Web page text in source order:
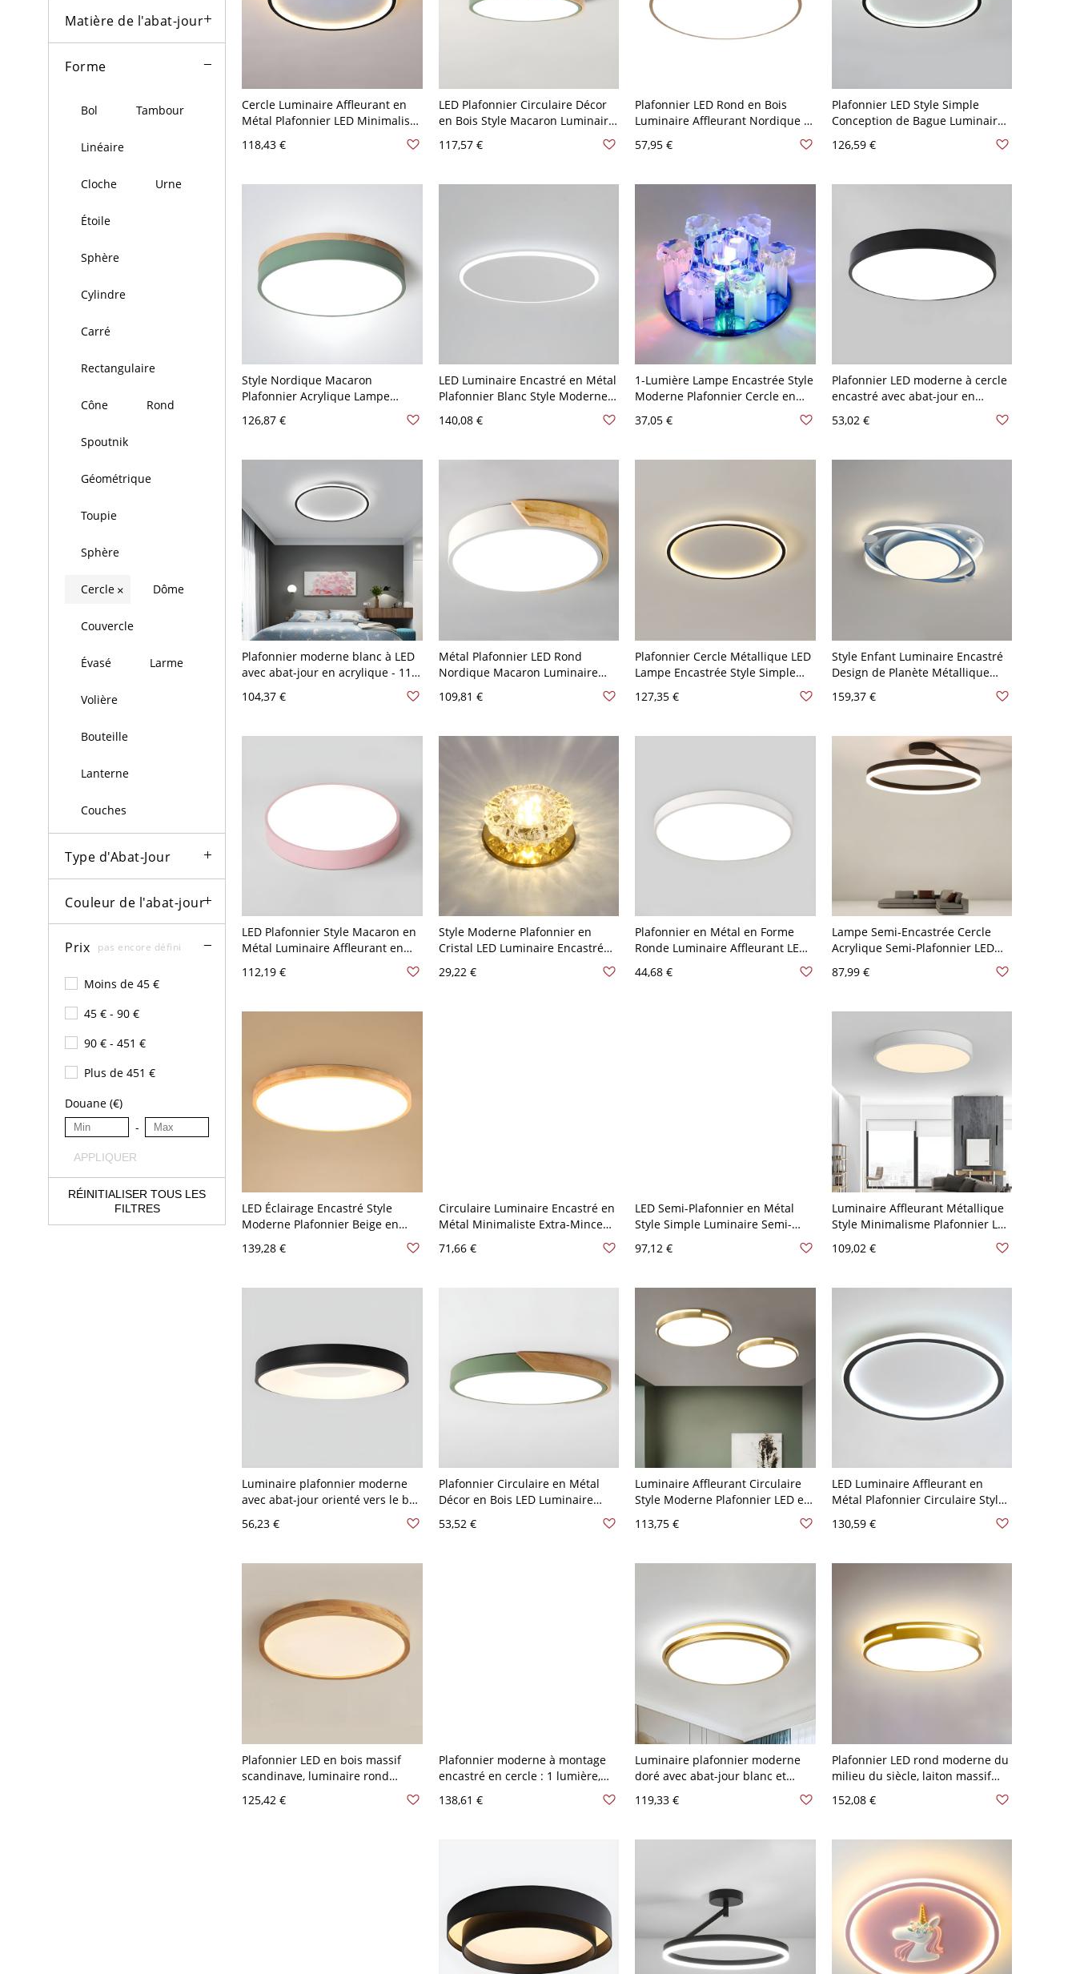
Matière de l'abat-jour
Forme
Bol Tambour
Linéaire
Cloche Urne
Étoile
Sphère
Cylindre
Carré
Rectangulaire
Cône Rond
Spoutnik
Géométrique
Toupie
Sphère
Cercle × Dôme
Couvercle
Évasé Larme
Volière
Bouteille
Lanterne
Couches
Type d'Abat-Jour
Couleur de l'abat-jour
Prix pas encore défini
Moins de 45 €
45 € - 90 €
90 € - 451 €
Plus de 451 €
Douane (€)
-
APPLIQUER
RÉINITIALISER TOUS LES
FILTRES
Cercle Luminaire Affleurant en
Métal Plafonnier LED Minimaliste
30,48 cm Noir
118,43 €
LED Plafonnier Circulaire Décor
en Bois Style Macaron Luminaire
120 V 30,48 cm
117,57 €
Plafonnier LED Rond en Bois
Luminaire Affleurant Nordique à
Abat-Jour en Acrylique - Bois 110
V-120 V 30,48 cm
57,95 €
Plafonnier LED Style Simple
Conception de Bague Luminaire
Affleurant en Métal - Noir 110 V-
120 V 30,48 cm Blanc
126,59 €
Style Nordique Macaron
Plafonnier Acrylique Lampe
Chambre à Coucher - Vert 110 V-
126,87 €
LED Luminaire Encastré en Métal
Plafonnier Blanc Style Moderne
30,48 cm 1 Blanc
140,08 €
1-Lumière Lampe Encastrée Style
Moderne Plafonnier Cercle en
Cristal pour Couloir - Bleu 110 V-
120 V Chaud
37,05 €
Plafonnier LED moderne à cercle
encastré avec abat-jour en
acrylique blanc - 1 lumière - 110
V-120 V Noir 22,86 cm Blanc
53,02 €
Plafonnier moderne blanc à LED
avec abat-jour en acrylique - 110
104,37 €
Métal Plafonnier LED Rond
Nordique Macaron Luminaire
Blanc 110 V-120 V 30,48 cm Blanc
109,81 €
Plafonnier Cercle Métallique LED
Lampe Encastrée Style Simple
pour Chambre - Noir 110 V-120 V
30,48 cm Chaud
127,35 €
Style Enfant Luminaire Encastré
Design de Planète Métallique
Plafonnier LED pour Chambre -
Bleu 110 V-120 V 49,53 cm Blanc
159,37 €
LED Plafonnier Style Macaron en
Métal Luminaire Affleurant en
Forme de Rond - Rose 110 V-120
V 30,48 cm
112,19 €
Style Moderne Plafonnier en
Cristal LED Luminaire Encastré
Conception de Bol - 110 V-120 V
Or Chaud
29,22 €
Plafonnier en Métal en Forme
Ronde Luminaire Affleurant LED
Style Moderne - Blanc 110 V-120
V 30,48 cm Blanc
44,68 €
Lampe Semi-Encastrée Cercle
Acrylique Semi-Plafonnier LED
pour Chambre à Coucher - Noir
110 V-120 V 40,64 cm Blanc
87,99 €
LED Éclairage Encastré Style
Moderne Plafonnier Beige en
Bois pour Chambre - 110 V-120 V
Rond 30,48 cm Blanc
139,28 €
Circulaire Luminaire Encastré en
Métal Minimaliste Extra-Mince
Plafonnier LED pour Chambre -
110 V-120 V Noir 40,64 cm Blanc
71,66 €
LED Semi-Plafonnier en Métal
Style Simple Luminaire Semi-
Bague - Noir 110 V-120 V 40,64
97,12 €
Luminaire Affleurant Métallique
Style Minimalisme Plafonnier LED
Circulaire Intérieur - Blanc 110 V-
120 V 22,86 cm
109,02 €
Luminaire plafonnier moderne
avec abat-jour orienté vers le bas
56,23 €
Plafonnier Circulaire en Métal
Décor en Bois LED Luminaire
Vert 110 V-120 V 30,48 cm Blanc
53,52 €
Luminaire Affleurant Circulaire
Style Moderne Plafonnier LED en
Métal en Or pour Chambre - Or
110 V-120 V 30,48 cm Blanc
113,75 €
LED Luminaire Affleurant en
Métal Plafonnier Circulaire Style
Moderne pour Salon - Noir 110 V-
120 V 30,48 cm Blanc
130,59 €
Plafonnier LED en bois massif
scandinave, luminaire rond
couloir - 110 V-120 V 22,86 cm
125,42 €
Plafonnier moderne à montage
encastré en cercle : 1 lumière,
ampoules LED, métal, abat-jour
en acrylique, blanc - 110 V-120 V
138,61 €
Luminaire plafonnier moderne
doré avec abat-jour blanc et
ampoules LED - 110 V-120 V 30,48
cm Blanc
119,33 €
Plafonnier LED rond moderne du
milieu du siècle, laiton massif
Rond L 110 V-120 V
152,08 €